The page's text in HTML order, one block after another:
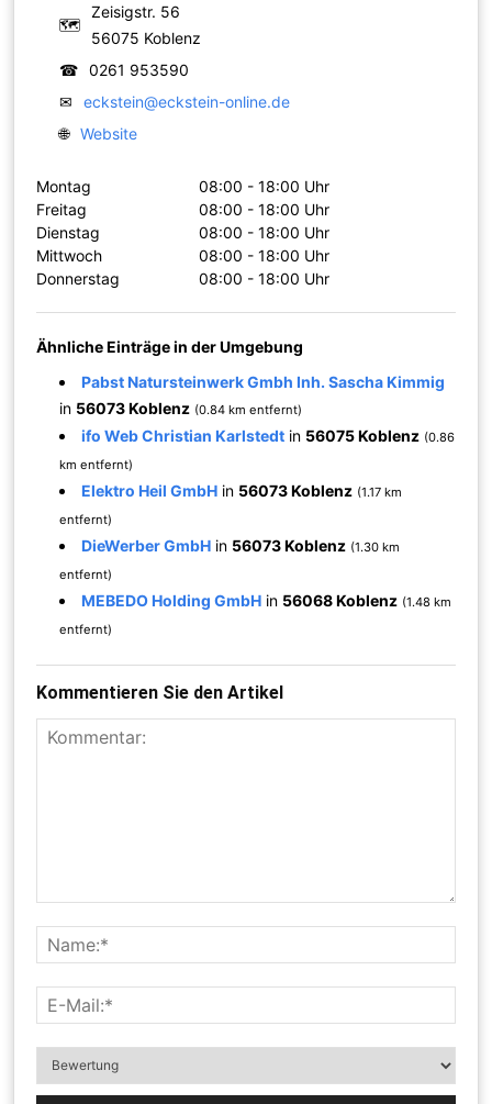
🗺
Zeisigstr. 56
56075 Koblenz
☎
0261 953590
✉
eckstein@eckstein-online.de
🌐 Website
Montag
08:00 - 18:00 Uhr
Freitag
08:00 - 18:00 Uhr
Dienstag
08:00 - 18:00 Uhr
Mittwoch
08:00 - 18:00 Uhr
Donnerstag
08:00 - 18:00 Uhr
Ähnliche Einträge in der Umgebung
Pabst Natursteinwerk Gmbh Inh. Sascha Kimmig
in 56073 Koblenz (0.84 km entfernt)
ifo Web Christian Karlstedt in 56075 Koblenz (0.86
km entfernt)
Elektro Heil GmbH in 56073 Koblenz (1.17 km
entfernt)
DieWerber GmbH in 56073 Koblenz (1.30 km
entfernt)
MEBEDO Holding GmbH in 56068 Koblenz (1.48 km
entfernt)
Kommentieren Sie den Artikel